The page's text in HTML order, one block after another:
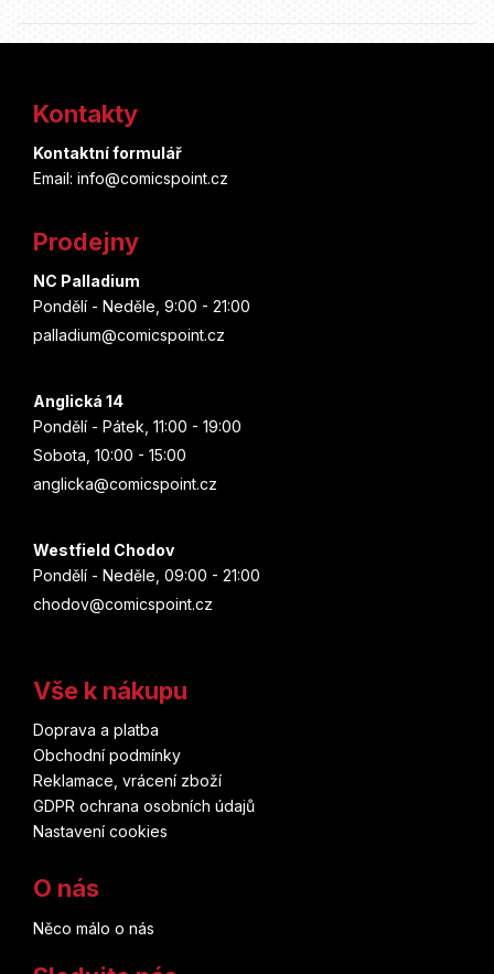
Kontakty
Kontaktní formulář
Email: info@comicspoint.cz
Prodejny
NC Palladium
Pondělí - Neděle, 9:00 - 21:00
palladium@comicspoint.cz
Anglická 14
Pondělí - Pátek, 11:00 - 19:00
Sobota, 10:00 - 15:00
anglicka@comicspoint.cz
Westfield Chodov
Pondělí - Neděle, 09:00 - 21:00
chodov@comicspoint.cz
Vše k nákupu
Doprava a platba
Obchodní podmínky
Reklamace, vrácení zboží
GDPR ochrana osobních údajů
Nastavení cookies
O nás
Něco málo o nás